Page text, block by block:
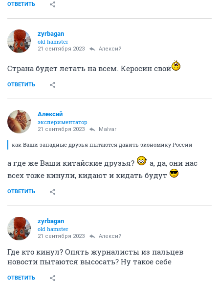
ОТВЕТИТЬ
zyrbagan
old hamster
21 сентября 2023 Алексий
Страна будет летать на всем. Керосин свой
ОТВЕТИТЬ
Алексий
экспериментатор
21 сентября 2023 Malvar
как Ваши западные друзья пытаются давить экономику России
а где же Ваши китайские друзья?
а, да, они нас
всех тоже кинули, кидают и кидать будут
ОТВЕТИТЬ
zyrbagan
old hamster
21 сентября 2023 Алексий
Где кто кинул? Опять журналисты из пальцев
новости пытаются высосать? Ну такое себе
ОТВЕТИТЬ